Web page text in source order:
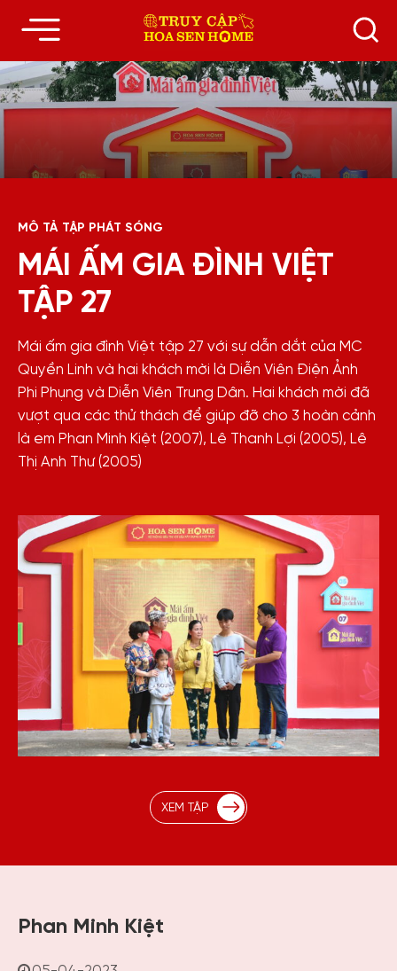
MÔ TẢ TẬP PHÁT SÓNG
MÁI ẤM GIA ĐÌNH VIỆT
TẬP 27
Mái ấm gia đình Việt tập 27 với sự dẫn dắt của MC
Quyền Linh và hai khách mời là Diễn Viên Điện Ảnh
Phi Phụng và Diễn Viên Trung Dân. Hai khách mời đã
vượt qua các thử thách để giúp đỡ cho 3 hoàn cảnh
là em Phan Minh Kiệt (2007), Lê Thanh Lợi (2005), Lê
Thị Anh Thư (2005)
XEM TẬP
Phan Minh Kiệt